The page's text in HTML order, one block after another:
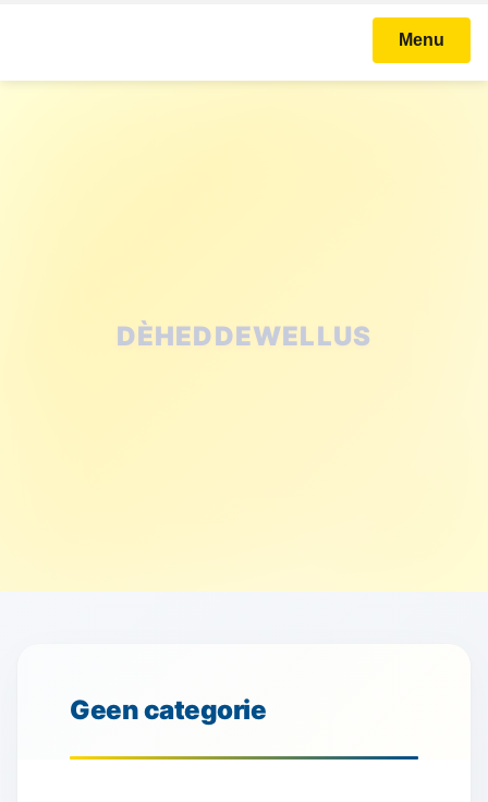
Menu
STICHTING KARNAVAL
BALLEFRUTTERSGAT
Geen categorie